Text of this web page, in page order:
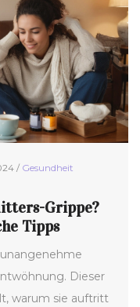
/ Gesundheit
Grippe?
Tipps
Dieser
warum sie auftritt